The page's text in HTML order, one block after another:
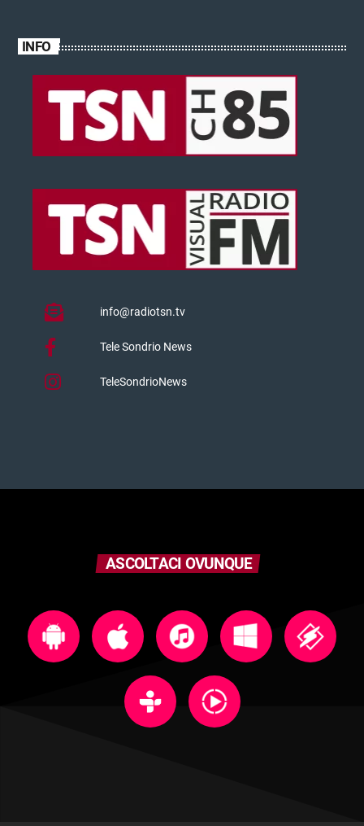
INFO
info@radiotsn.tv
Tele Sondrio News
TeleSondrioNews
ASCOLTACI OVUNQUE